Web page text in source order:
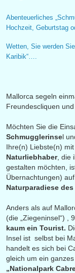
Abenteuerliches
Hochzeit, Geburtstag
Wetten, Sie werden
Karibik“….
Mallorca segeln
Freundescliquen und
Möchten Sie die
Schmugglerinsel
Ihre(n) Liebste(n)
Naturliebhaber, die
gestalten möchten,
Übernachtungen)
Naturparadiese
Anders als auf
(die „Ziegeninsel“) ,
kaum ein Tourist.
Insel ist selbst bei
handelt es sich bei
gleich um ein
„Nationalpark